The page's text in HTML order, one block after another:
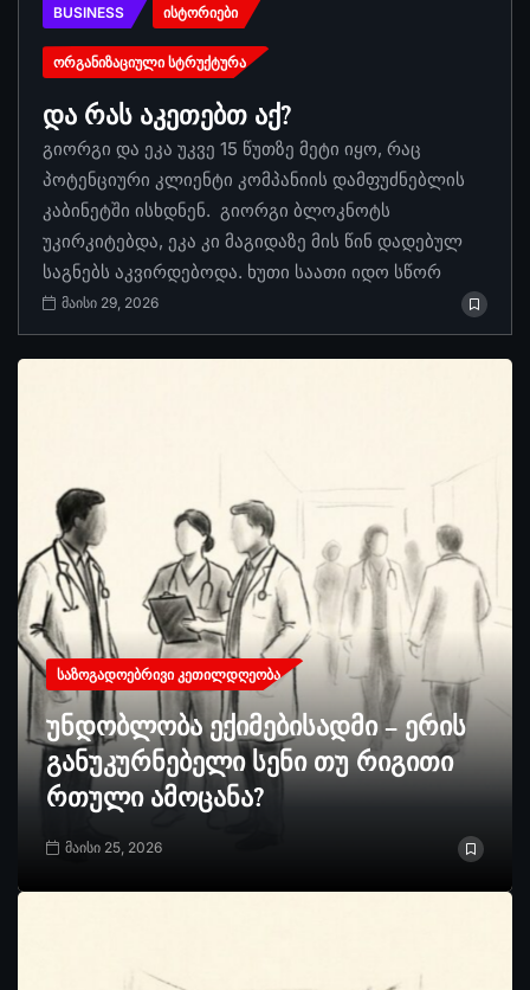
BUSINESS ᲘᲡᲢᲝᲠᲘᲔᲑᲘ
ᲝᲠᲒᲐᲜᲘᲖᲐᲪᲘᲣᲚᲘ ᲡᲢᲠᲣᲥᲢᲣᲠᲐ
და რას აკეთებთ აქ?
გიორგი და ეკა უკვე 15 წუთზე მეტი იყო, რაც
პოტენციური კლიენტი კომპანიის დამფუძნებლის
კაბინეტში ისხდნენ. გიორგი ბლოკნოტს
უკირკიტებდა, ეკა კი მაგიდაზე მის წინ დადებულ
საგნებს აკვირდებოდა. ხუთი საათი იდო სწორ
მაისი 29, 2026
ᲡᲐᲖᲝᲒᲐᲓᲝᲔᲑᲠᲘᲕᲘ ᲙᲔᲗᲘᲚᲓᲦᲔᲝᲑᲐ
უნდობლობა ექიმებისადმი – ერის
განუკურნებელი სენი თუ რიგითი
რთული ამოცანა?
მაისი 25, 2026